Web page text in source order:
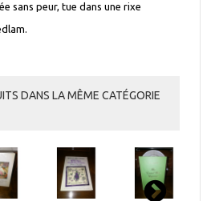
sans peur, tue dans une rixe
DANS LA MÊME CATÉGORIE